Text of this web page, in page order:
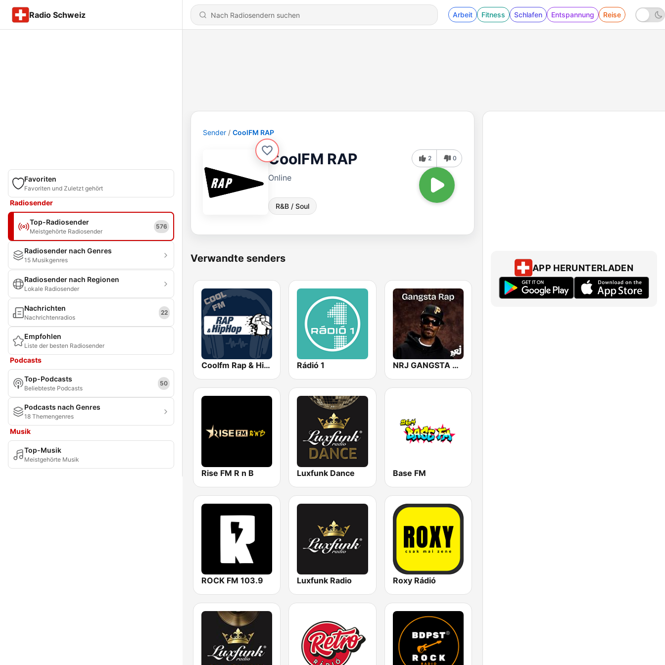
Radio Schweiz Arbeit Fitness Schlafen Entspannung Reise
Favoriten
Favoriten und Zuletzt gehört
Radiosender
Top-Radiosender
Meistgehörte Radiosender
576
Radiosender nach Genres
15 Musikgenres
Radiosender nach Regionen
Lokale Radiosender
Nachrichten
Nachrichtenradios
22
Empfohlen
Liste der besten Radiosender
Podcasts
Top-Podcasts
Beliebteste Podcasts
50
Podcasts nach Genres
18 Themengenres
Musik
Top-Musik
Meistgehörte Musik
Sender CoolFM RAP
CoolFM RAP
Online
R&B / Soul
2 0
Verwandte senders
Coolfm Rap & Hip Hop Rádió 1 NRJ GANGSTA RAP
Rise FM R n B Luxfunk Dance Base FM
ROCK FM 103.9 Luxfunk Radio Roxy Rádió
APP HERUNTERLADEN